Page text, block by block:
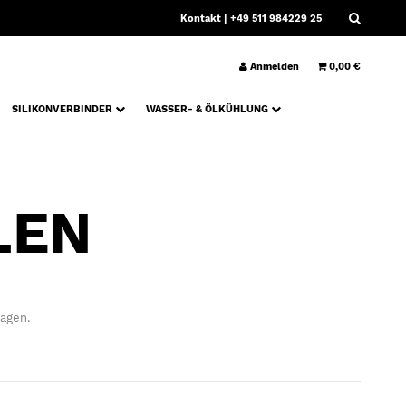
Kontakt | +49 511 984229 25
Anmelden 0,00 €
SILIKONVERBINDER
WASSER- & ÖLKÜHLUNG